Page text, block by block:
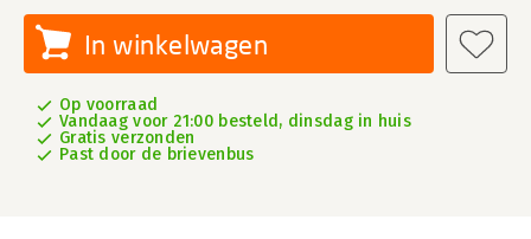
In winkelwagen
Op voorraad
Vandaag voor 21:00 besteld, dinsdag in huis
Gratis verzonden
Past door de brievenbus